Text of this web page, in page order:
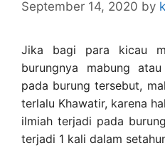
September 14, 2020 by
Jika bagi para kicau
burungnya mabung
pada burung tersebut,
terlalu Khawatir, karena
ilmiah terjadi pada
terjadi 1 kali dalam